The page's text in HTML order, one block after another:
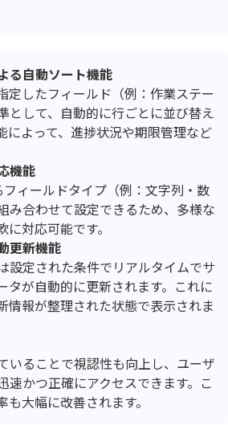
る自動ソート機能
定したフィールド（例：作業ステー
として、自動的に行ごとに並び替え
によって、進捗状況や期限管理など
機能
ィールドタイプ（例：文字列・数
み合わせて設定できるため、多様な
対応可能です。
更新機能
設定された条件でリアルタイムでサ
タが自動的に更新されます。これに
情報が整理された状態で表示されま
いることで視認性も向上し、ユーザ
速かつ正確にアクセスできます。こ
大幅に改善されます。